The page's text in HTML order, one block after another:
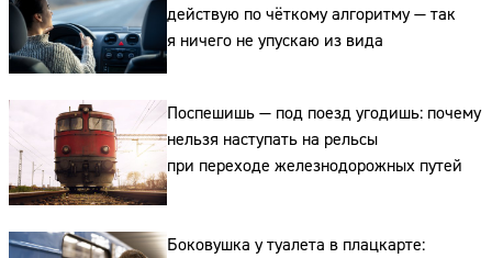
действую по чёткому алгоритму — так
я ничего не упускаю из вида
Поспешишь — под поезд угодишь: почему
нельзя наступать на рельсы
при переходе железнодорожных путей
Боковушка у туалета в плацкарте: